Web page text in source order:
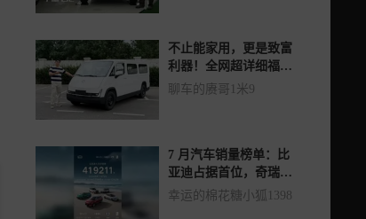
不止能家用，更是致富
利器！全网超详细福田
卡文乐福体验来了
聊车的赓哥1米9
7 月汽车销量榜单：比
亚迪占据首位，奇瑞等
品牌紧随其后
幸运的棉花糖小狐1398